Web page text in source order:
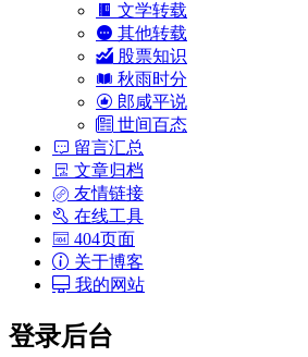
文学转载
其他转载
股票知识
秋雨时分
郎咸平说
世间百态
留言汇总
文章归档
友情链接
在线工具
404页面
关于博客
我的网站
登录后台